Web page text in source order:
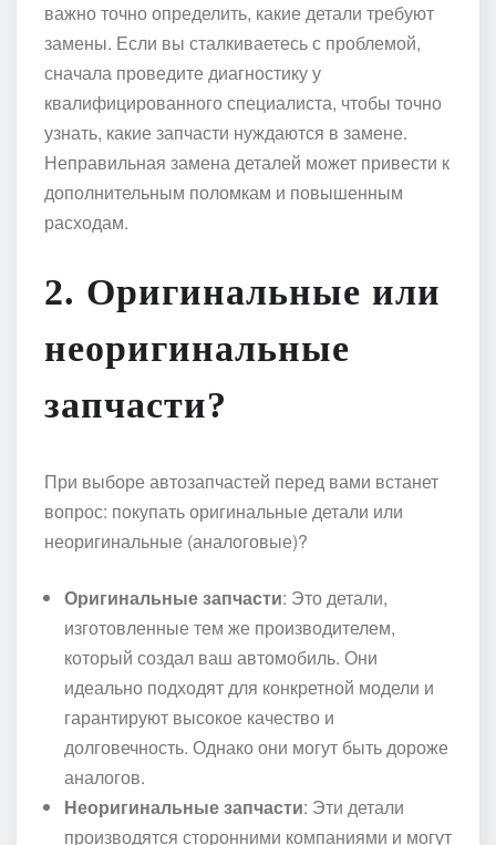
важно точно определить, какие детали требуют
замены. Если вы сталкиваетесь с проблемой,
сначала проведите диагностику у
квалифицированного специалиста, чтобы точно
узнать, какие запчасти нуждаются в замене.
Неправильная замена деталей может привести к
дополнительным поломкам и повышенным
расходам.
2. Оригинальные или
неоригинальные
запчасти?
При выборе автозапчастей перед вами встанет
вопрос: покупать оригинальные детали или
неоригинальные (аналоговые)?
Оригинальные запчасти: Это детали,
изготовленные тем же производителем,
который создал ваш автомобиль. Они
идеально подходят для конкретной модели и
гарантируют высокое качество и
долговечность. Однако они могут быть дороже
аналогов.
Неоригинальные запчасти: Эти детали
производятся сторонними компаниями и могут